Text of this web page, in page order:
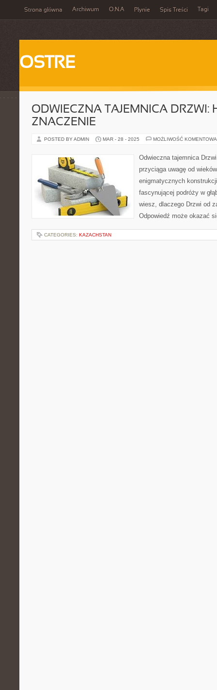
Strona główna Archiwum O.N.A Płynie Spis Treści Tagi
OSTRE
ODWIECZNA TAJEMNICA DRZWI:
ZNACZENIE
POSTED BY ADMIN MAR - 28 - 2025 MOŻLIWOŚĆ
Odwieczna tajemnica
przyciąga uwagę od
enigmatycznych
fascynującej podróży w
wiesz, dlaczego Drzwi od
Odpowiedź może okazać
CATEGORIES: KAZACHSTAN